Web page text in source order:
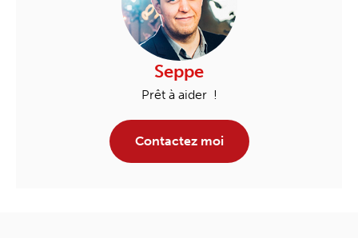
Seppe
Prêt à aider !
Contactez moi